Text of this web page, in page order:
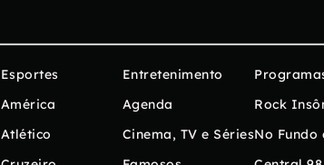
Esportes
América
Atlético
Entretenimento
Agenda
Cinema, TV e Séries
Rock
No Fundo